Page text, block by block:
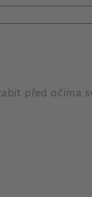
před očima